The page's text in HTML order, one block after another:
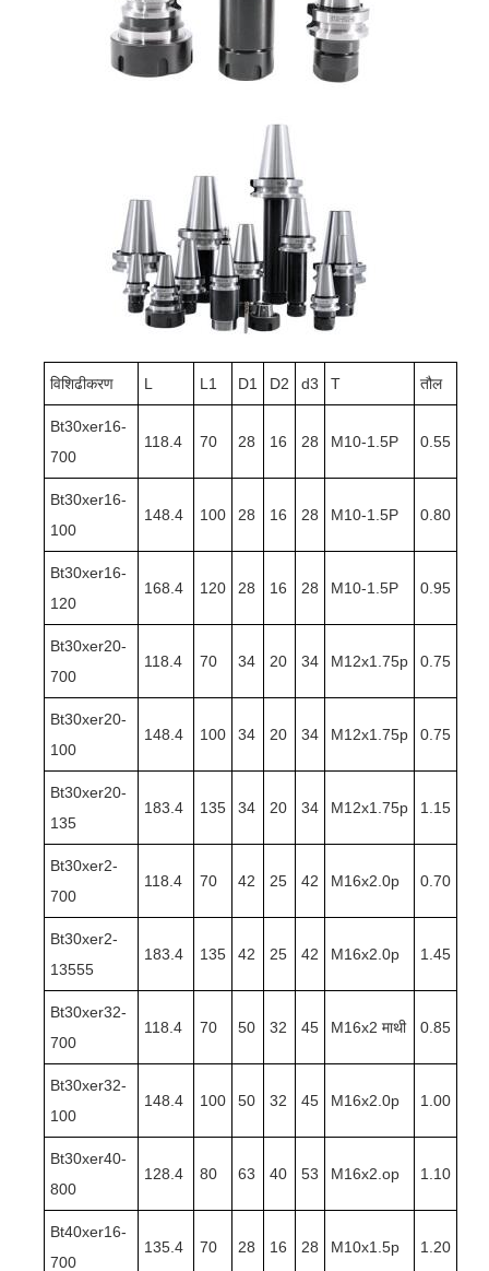
विशिढीकरण L L1 D1 D2 d3 T तौल
Bt30xer16-
700
118.4 70 28 16 28 M10-1.5P 0.55
Bt30xer16-
100
148.4 100 28 16 28 M10-1.5P 0.80
Bt30xer16-
120
168.4 120 28 16 28 M10-1.5P 0.95
Bt30xer20-
700
118.4 70 34 20 34 M12x1.75p 0.75
Bt30xer20-
100
148.4 100 34 20 34 M12x1.75p 0.75
Bt30xer20-
135
183.4 135 34 20 34 M12x1.75p 1.15
Bt30xer2-
700
118.4 70 42 25 42 M16x2.0p 0.70
Bt30xer2-
13555
183.4 135 42 25 42 M16x2.0p 1.45
Bt30xer32-
700
118.4 70 50 32 45 M16x2 माथी 0.85
Bt30xer32-
100
148.4 100 50 32 45 M16x2.0p 1.00
Bt30xer40-
800
128.4 80 63 40 53 M16x2.op 1.10
Bt40xer16-
700
135.4 70 28 16 28 M10x1.5p 1.20